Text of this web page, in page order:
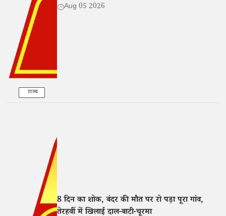
राज्य
Aug 05 2026
8 दिन का शोक, बंदर की मौत पर रो पड़ा पूरा गांव,
तेरहवीं में खिलाई दाल-बाटी-चूरमा